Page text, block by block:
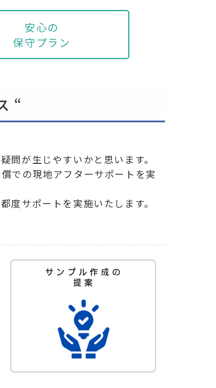
安心の
保守プラン
“
問が生じやすいかと思います。
での現地アフターサポートを実
度サポートを実施いたします。